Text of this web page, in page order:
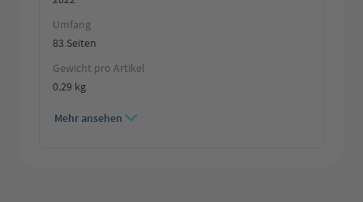
Umfang
83 Seiten
Gewicht pro Artikel
0.29 kg
Mehr ansehen